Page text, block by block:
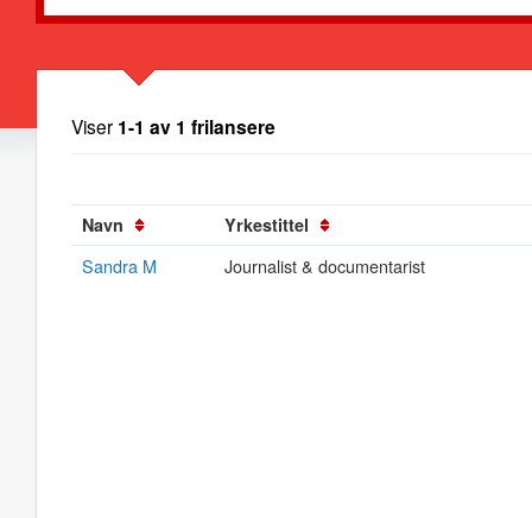
Viser 1-1 av 1 frilansere
Navn Yrkestittel
Sandra M Journalist & documentarist